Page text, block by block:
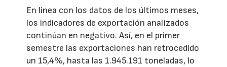
En línea con los datos de los últimos meses,
los indicadores de exportación analizados
continúan en negativo. Así, en el primer
semestre las exportaciones han retrocedido
un 15,4%, hasta las 1.945.191 toneladas, lo